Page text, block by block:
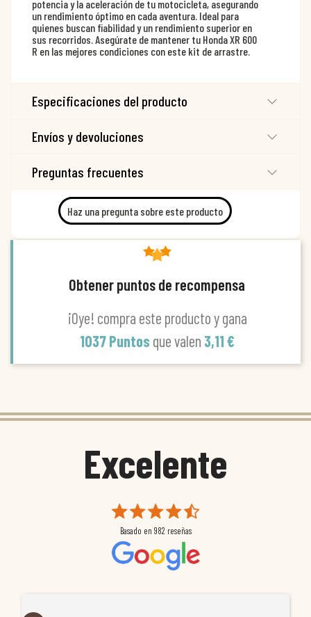
potencia y la aceleración de tu motocicleta, asegurando
un rendimiento óptimo en cada aventura. Ideal para
quienes buscan fiabilidad y un rendimiento superior en
sus recorridos. Asegúrate de mantener tu Honda XR 600
R en las mejores condiciones con este kit de arrastre.
Especificaciones del producto
Envíos y devoluciones
Preguntas frecuentes
Haz una pregunta sobre este producto
Obtener puntos de recompensa
¡Oye! compra este producto y gana
1037 Puntos que valen 3,11 €
Excelente
Basado en 982 reseñas